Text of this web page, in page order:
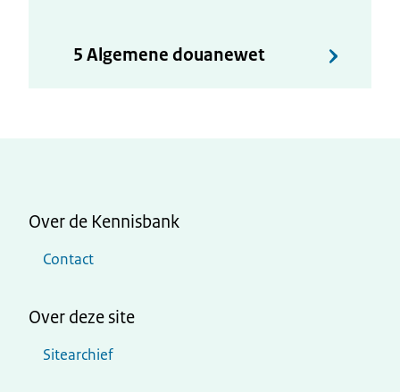
5 Algemene douanewet
Over de Kennisbank
Contact
Over deze site
Sitearchief